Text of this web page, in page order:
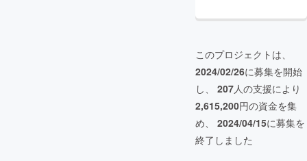
このプロジェクトは、
2024/02/26に募集を開始
し、 207人の支援により
2,615,200円の資金を集
め、 2024/04/15に募集を
終了しました